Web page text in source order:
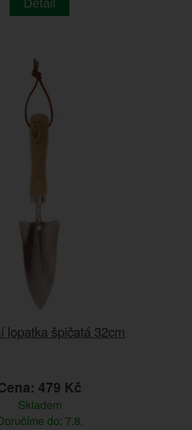
Detail
lopatka špičatá 32cm
479 Kč
Skladem
do: 7.8.